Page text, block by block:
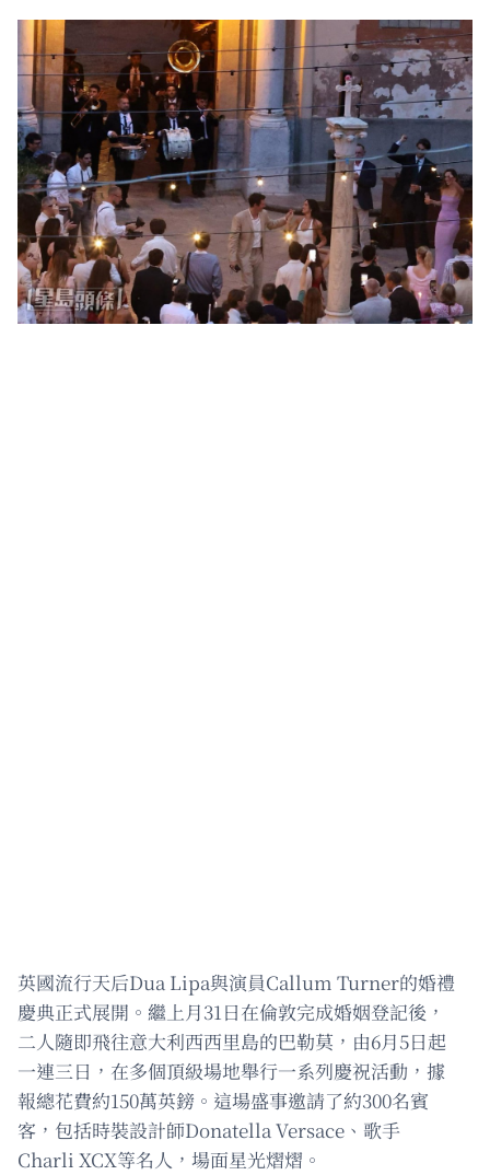
英國流行天后Dua Lipa與演員Callum Turner的婚禮
慶典正式展開。繼上月31日在倫敦完成婚姻登記後，
二人隨即飛往意大利西西里島的巴勒莫，由6月5日起
一連三日，在多個頂級場地舉行一系列慶祝活動，據
報總花費約150萬英鎊。這場盛事邀請了約300名賓
客，包括時裝設計師Donatella Versace、歌手
Charli XCX等名人，場面星光熠熠。